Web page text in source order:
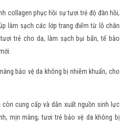
collagen phục hồi sự tươi trẻ độ đàn hồi,
làm sạch các lớp trang điểm từ lỗ chân
trẻ cho da, làm sạch bụi bẩn, tế bào
bảo vệ da không bị nhiễm khuẩn, cho
còn cung cấp và dẫn xuất nguồn sinh lực
mịn màng, tươi trẻ bảo vệ da không bị